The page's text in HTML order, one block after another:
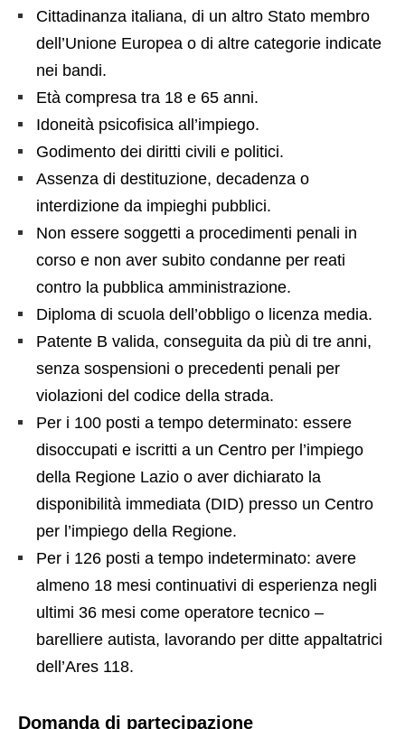
Cittadinanza italiana, di un altro Stato membro
dell’Unione Europea o di altre categorie indicate
nei bandi.
Età compresa tra 18 e 65 anni.
Idoneità psicofisica all’impiego.
Godimento dei diritti civili e politici.
Assenza di destituzione, decadenza o
interdizione da impieghi pubblici.
Non essere soggetti a procedimenti penali in
corso e non aver subito condanne per reati
contro la pubblica amministrazione.
Diploma di scuola dell’obbligo o licenza media.
Patente B valida, conseguita da più di tre anni,
senza sospensioni o precedenti penali per
violazioni del codice della strada.
Per i 100 posti a tempo determinato: essere
disoccupati e iscritti a un Centro per l’impiego
della Regione Lazio o aver dichiarato la
disponibilità immediata (DID) presso un Centro
per l’impiego della Regione.
Per i 126 posti a tempo indeterminato: avere
almeno 18 mesi continuativi di esperienza negli
ultimi 36 mesi come operatore tecnico –
barelliere autista, lavorando per ditte appaltatrici
dell’Ares 118.
Domanda di partecipazione